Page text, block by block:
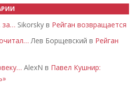
за… Sikorsky в Рейган возвращается
Лев Борщевский в Рейган
AlexN в Павел Кушнир: